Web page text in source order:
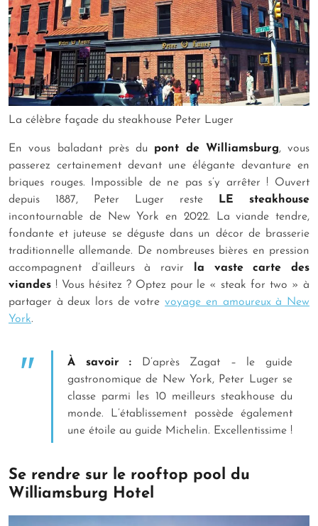
La célèbre façade du steakhouse Peter Luger
En vous baladant près du pont de Williamsburg, vous
passerez certainement devant une élégante devanture en
briques rouges. Impossible de ne pas s’y arrêter ! Ouvert
depuis 1887, Peter Luger reste
LE steakhouse
incontournable de New York en 2022. La viande tendre,
fondante et juteuse se déguste dans un décor de brasserie
traditionnelle allemande. De nombreuses bières en pression
accompagnent d’ailleurs à ravir
la vaste carte des
viandes ! Vous hésitez ? Optez pour le « steak for two » à
partager à deux lors de votrevoyage en amoureux à New
York.
À savoir : D’après Zagat – le guide
gastronomique de New York, Peter Luger se
classe parmi les 10 meilleurs steakhouse du
monde. L’établissement possède également
une étoile au guide Michelin. Excellentissime !
Se rendre sur le rooftop pool du
Williamsburg Hotel